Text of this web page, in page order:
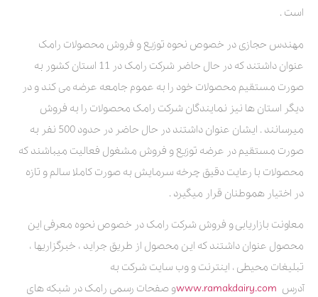
است .
مهندس حجازی در خصوص نحوه توزیع و فروش محصولات رامک
عنوان داشتند که در حال حاضر شرکت رامک در 11 استان کشور به
صورت مستقیم محصولات خود را به عموم جامعه عرضه می کند و در
دیگر استان ها نیز نمایندگان شرکت رامک محصولات را به فروش
میرسانند . ایشان عنوان داشتند در حال حاضر در حدود 500 نفر به
صورت مستقیم در عرضه توزیع و فروش مشغول فعالیت میباشند که
محصولات با رعایت دقیق چرخه سرمایش به صورت کاملا سالم و تازه
در اختیار هموطنان قرار میگیرد .
معاونت بازاریابی و فروش شرکت رامک در خصوص نحوه معرفی این
محصول عنوان داشتند که این محصول از طریق جراید ، خبرگزاریها ،
تبلیغات محیطی ، اینترنت و وب سایت شرکت به
آدرس www.ramakdairy.comو صفحات رسمی رامک در شبکه های